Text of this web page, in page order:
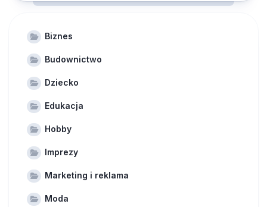
Biznes
Budownictwo
Dziecko
Edukacja
Hobby
Imprezy
Marketing i reklama
Moda